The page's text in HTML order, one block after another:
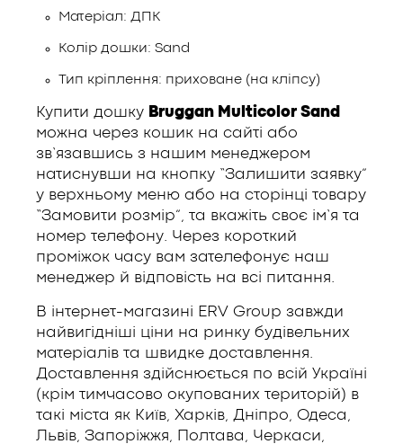
Матеріал: ДПК
Колір дошки: Sand
Тип кріплення: приховане (на кліпсу)
Купити дошку Bruggan Multicolor Sand
можна через кошик на сайті або
зв’язавшись з нашим менеджером
натиснувши на кнопку “Залишити заявку”
у верхньому меню або на сторінці товару
“Замовити розмір”, та вкажіть своє ім’я та
номер телефону. Через короткий
проміжок часу вам зателефонує наш
менеджер й відповість на всі питання.
В інтернет-магазині ERV Group завжди
найвигідніші ціни на ринку будівельних
матеріалів та швидке доставлення.
Доставлення здійснюється по всій Україні
(крім тимчасово окупованих територій) в
такі міста як Київ, Харків, Дніпро, Одеса,
Львів, Запоріжжя, Полтава, Черкаси,